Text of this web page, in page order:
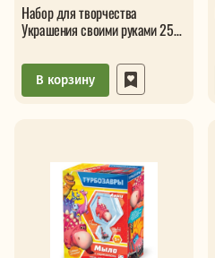
Набор для творчества
Украшения своими руками 25
В корзину